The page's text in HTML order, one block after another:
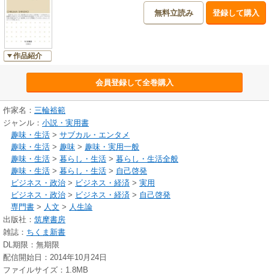
作品紹介
無料立読み 登録して購入
会員登録して全巻購入
作家名： 三輪裕範
ジャンル： 小説・実用書
趣味・生活 > サブカル・エンタメ
趣味・生活 > 趣味 > 趣味・実用一般
趣味・生活 > 暮らし・生活 > 暮らし・生活全般
趣味・生活 > 暮らし・生活 > 自己啓発
ビジネス・政治 > ビジネス・経済 > 実用
ビジネス・政治 > ビジネス・経済 > 自己啓発
専門書 > 人文 > 人生論
出版社： 筑摩書房
雑誌： ちくま新書
DL期限：無期限
配信開始日：2014年10月24日
ファイルサイズ：1.8MB